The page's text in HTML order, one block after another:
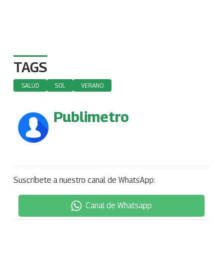
TAGS
SALUD SOL VERANO
Publimetro
Suscríbete a nuestro canal de WhatsApp:
Canal de Whatsapp